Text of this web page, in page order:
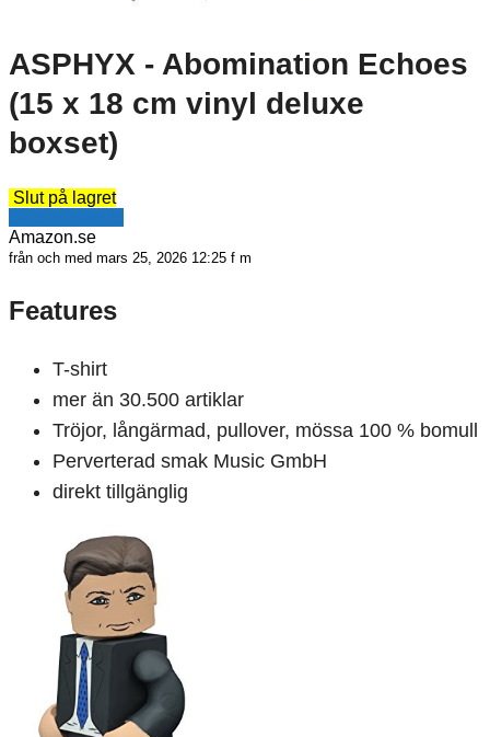
ASPHYX - Abomination Echoes
(15 x 18 cm vinyl deluxe
boxset)
Slut på lagret
Amazon.se
från och med mars 25, 2026 12:25 f m
Features
T-shirt
mer än 30.500 artiklar
Tröjor, långärmad, pullover, mössa 100 % bomull
Perverterad smak Music GmbH
direkt tillgänglig